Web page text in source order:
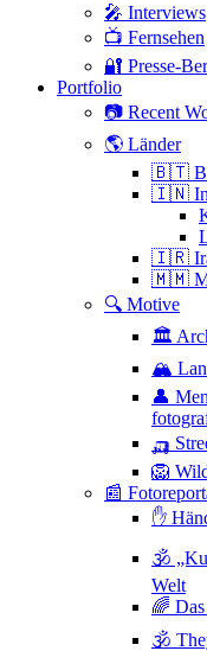
🎤 Interviews
📺 Fernsehen
🔐 Presse-
Portfolio
📷 Recent
🌎 Länder
🇧🇹
🇮🇳
🇮🇷
🇲🇲
🔍 Motive
🏛
🏔
👤
🛺
🦁
📰
✋
🕉
Welt
🌈
🕉